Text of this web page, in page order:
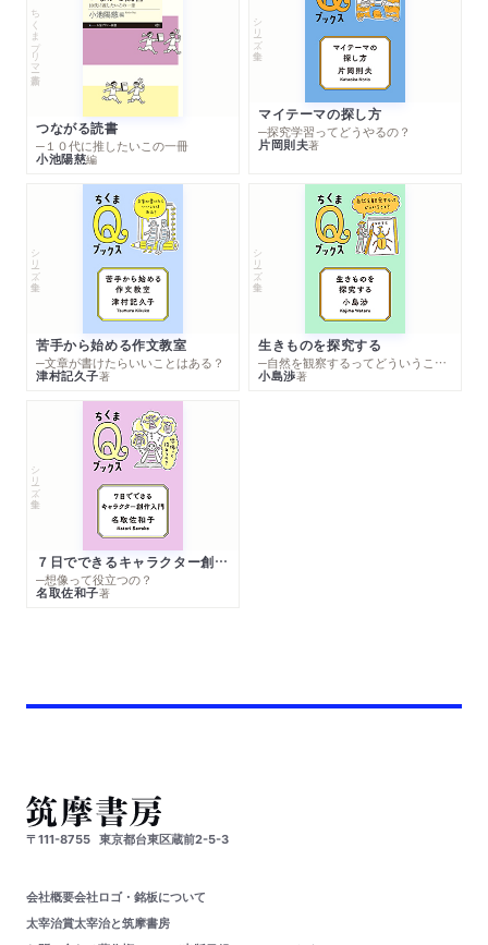
ちくまプリマー新書
つながる読書
─１０代に推したいこの一冊
小池陽慈編
シリーズ・全集
マイテーマの探し方
─探究学習ってどうやるの？
片岡則夫著
シリーズ・全集
苦手から始める作文教室
─文章が書けたらいいことはある？
津村記久子著
シリーズ・全集
生きものを探究する
─自然を観察するってどういうこと？
小島渉著
シリーズ・全集
７日でできるキャラクター創作入門
─想像って役立つの？
名取佐和子著
〒111-8755 東京都台東区蔵前2-5-3
会社概要会社ロゴ・銘板について
太宰治賞太宰治と筑摩書房